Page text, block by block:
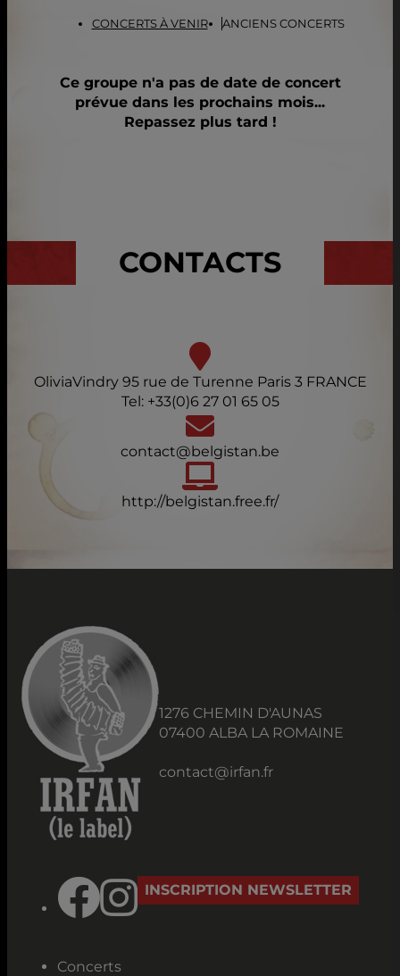
CONCERTS À VENIR ANCIENS CONCERTS
Ce groupe n'a pas de date de concert
prévue dans les prochains mois...
Repassez plus tard !
CONTACTS
OliviaVindry 95 rue de Turenne Paris 3 FRANCE
Tel: +33(0)6 27 01 65 05
contact@belgistan.be
http://belgistan.free.fr/
1276 CHEMIN D'AUNAS
07400 ALBA LA ROMAINE
contact@irfan.fr
INSCRIPTION NEWSLETTER
Concerts